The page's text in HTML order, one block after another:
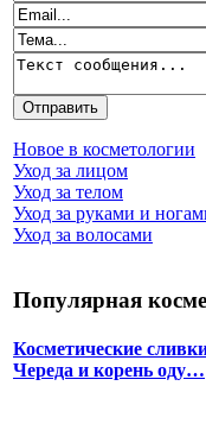
Новое в косметологии
Уход за лицом
Уход за телом
Уход за руками и
Уход за волосами
Популярная
Косметические
Череда и корень оду…